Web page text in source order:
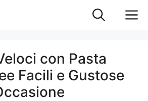
con Pasta
Facili e Gustose